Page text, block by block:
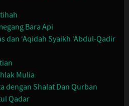
Bara Api
dan ‘Aqidah Syaikh ‘Abdul-Qadir
Mulia
dengan Shalat Dan Qurban
Qadar